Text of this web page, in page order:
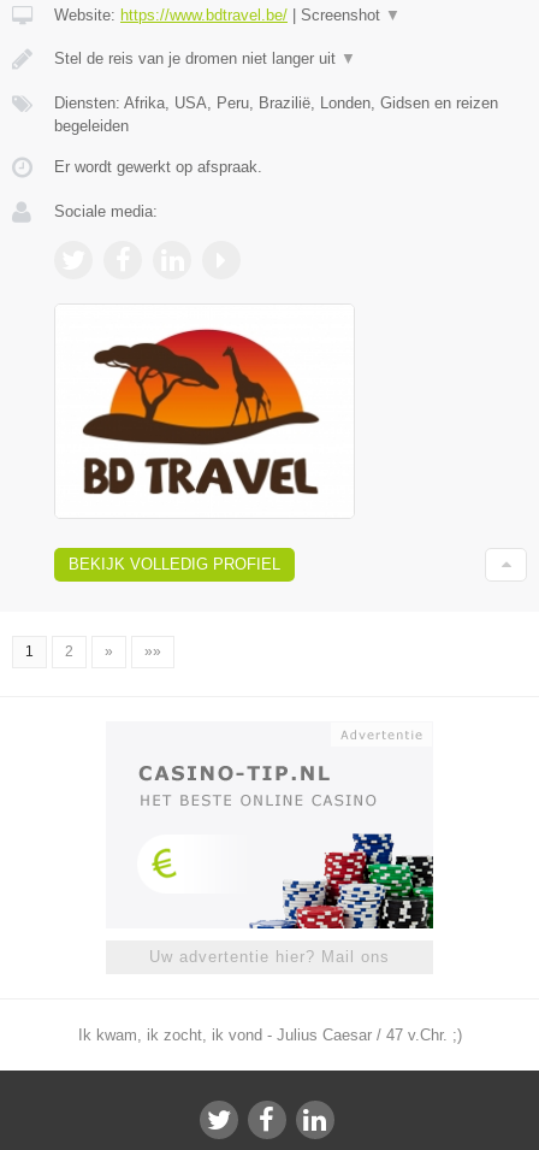
Website: https://www.bdtravel.be/ Screenshot ▼
Stel de reis van je dromen niet langer uit ▼
Diensten: Afrika, USA, Peru, Brazilië, Londen, Gidsen en reizen
begeleiden
Er wordt gewerkt op afspraak.
Sociale media:
BEKIJK VOLLEDIG PROFIEL
1 2 » »»
Uw advertentie hier? Mail ons
Ik kwam, ik zocht, ik vond - Julius Caesar / 47 v.Chr. ;)